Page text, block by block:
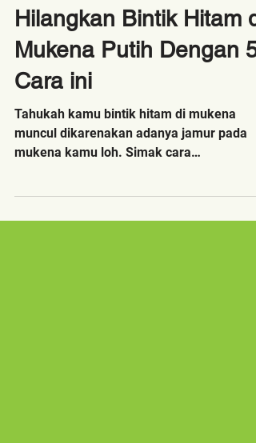
23 Des 2023 4 menit membaca
Hilangkan Bintik Hitam di
Mukena Putih Dengan 5
Cara ini
Tahukah kamu bintik hitam di mukena
mukena kamu loh. Simak cara